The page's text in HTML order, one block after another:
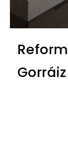
Gorráiz